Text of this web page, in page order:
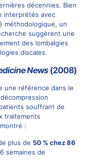
décennies. Bien
interprétés avec
méthodologique, un
suggèrent une
des lombalgies
discales.
News(2008)
une référence dans le
souffrant de
traitements
:
plus de 50 % chez 86
semaines de